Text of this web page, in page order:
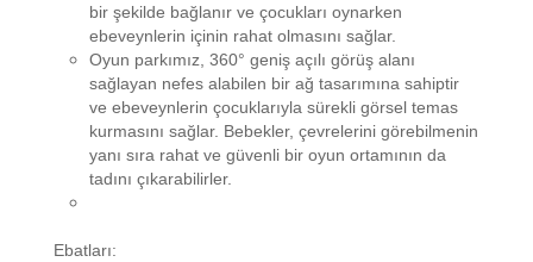
bir şekilde bağlanır ve çocukları oynarken
ebeveynlerin içinin rahat olmasını sağlar.
Oyun parkımız, 360° geniş açılı görüş alanı
sağlayan nefes alabilen bir ağ tasarımına sahiptir
ve ebeveynlerin çocuklarıyla sürekli görsel temas
kurmasını sağlar. Bebekler, çevrelerini görebilmenin
yanı sıra rahat ve güvenli bir oyun ortamının da
tadını çıkarabilirler.
Ebatları: